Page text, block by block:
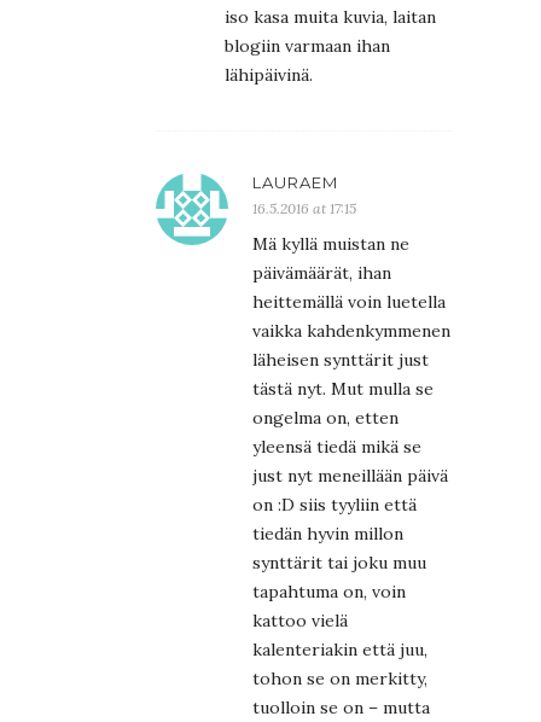
iso kasa muita kuvia, laitan
blogiin varmaan ihan
lähipäivinä.
LAURAEM
16.5.2016 at 17:15
Mä kyllä muistan ne
päivämäärät, ihan
heittemällä voin luetella
vaikka kahdenkymmenen
läheisen synttärit just
tästä nyt. Mut mulla se
ongelma on, etten
yleensä tiedä mikä se
just nyt meneillään päivä
on :D siis tyyliin että
tiedän hyvin millon
synttärit tai joku muu
tapahtuma on, voin
kattoo vielä
kalenteriakin että juu,
tohon se on merkitty,
tuolloin se on – mutta